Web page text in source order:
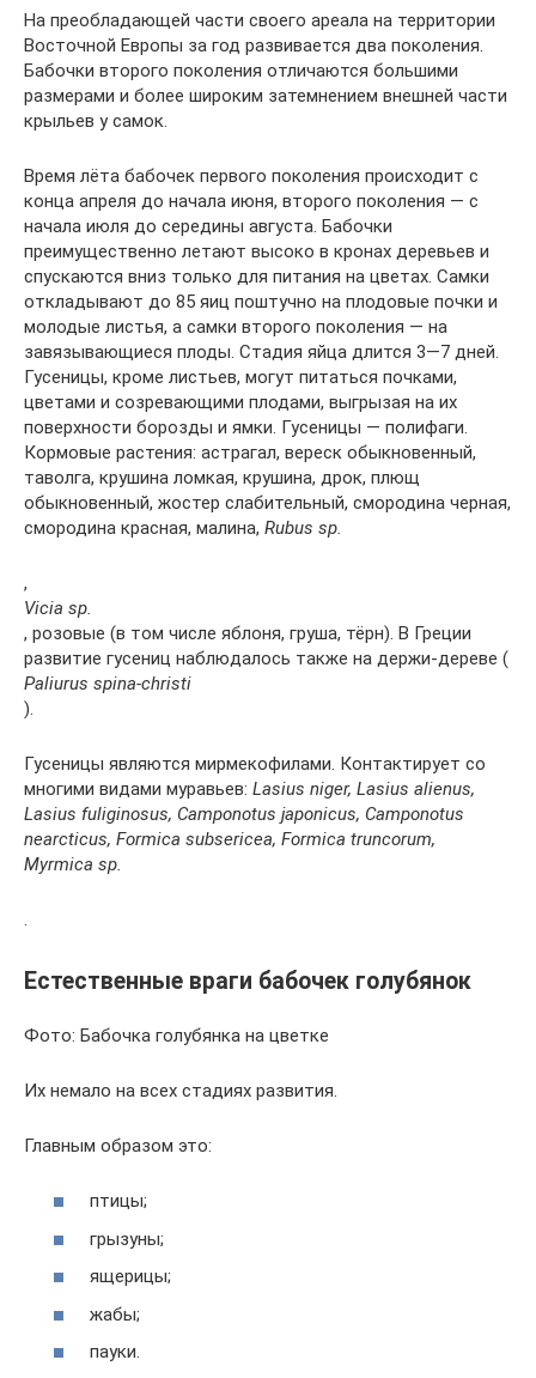
На преобладающей части своего ареала на территории
Восточной Европы за год развивается два поколения.
Бабочки второго поколения отличаются большими
размерами и более широким затемнением внешней части
крыльев у самок.
Время лёта бабочек первого поколения происходит с
конца апреля до начала июня, второго поколения — с
начала июля до середины августа. Бабочки
преимущественно летают высоко в кронах деревьев и
спускаются вниз только для питания на цветах. Самки
откладывают до 85 яиц поштучно на плодовые почки и
молодые листья, а самки второго поколения — на
завязывающиеся плоды. Стадия яйца длится 3—7 дней.
Гусеницы, кроме листьев, могут питаться почками,
цветами и созревающими плодами, выгрызая на их
поверхности борозды и ямки. Гусеницы — полифаги.
Кормовые растения: астрагал, вереск обыкновенный,
таволга, крушина ломкая, крушина, дрок, плющ
обыкновенный, жостер слабительный, смородина черная,
смородина красная, малина, Rubus sp.
,
Vicia sp.
, розовые (в том числе яблоня, груша, тёрн). В Греции
развитие гусениц наблюдалось также на держи-дереве (
Paliurus spina-christi
).
Гусеницы являются мирмекофилами. Контактирует со
многими видами муравьев: Lasius niger, Lasius alienus,
Lasius fuliginosus, Camponotus japonicus, Camponotus
nearcticus, Formica subsericea, Formica truncorum,
Myrmica sp.
.
Естественные враги бабочек голубянок
Фото: Бабочка голубянка на цветке
Их немало на всех стадиях развития.
Главным образом это:
птицы;
грызуны;
ящерицы;
жабы;
пауки.